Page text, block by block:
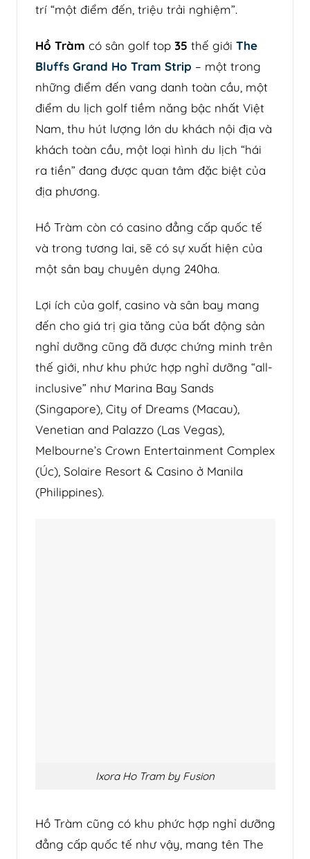
trí “một điểm đến, triệu trải nghiệm”.
Hồ Tràm có sân golf top 35 thế giới The
Bluffs Grand Ho Tram Strip – một trong
những điểm đến vang danh toàn cầu, một
điểm du lịch golf tiềm năng bậc nhất Việt
Nam, thu hút lượng lớn du khách nội địa và
khách toàn cầu, một loại hình du lịch “hái
ra tiền” đang được quan tâm đặc biệt của
địa phương.
Hồ Tràm còn có casino đẳng cấp quốc tế
và trong tương lai, sẽ có sự xuất hiện của
một sân bay chuyên dụng 240ha.
Lợi ích của golf, casino và sân bay mang
đến cho giá trị gia tăng của bất động sản
nghỉ dưỡng cũng đã được chứng minh trên
thế giới, như khu phức hợp nghỉ dưỡng “all-
inclusive” như Marina Bay Sands
(Singapore), City of Dreams (Macau),
Venetian and Palazzo (Las Vegas),
Melbourne’s Crown Entertainment Complex
(Úc), Solaire Resort & Casino ở Manila
(Philippines).
Ixora Ho Tram by Fusion
Hồ Tràm cũng có khu phức hợp nghỉ dưỡng
đẳng cấp quốc tế như vậy, mang tên The